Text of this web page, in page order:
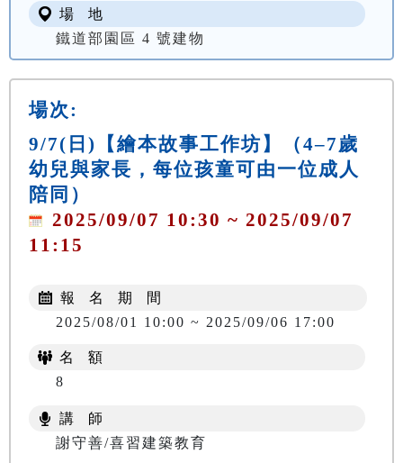
場 地
鐵道部園區 4 號建物
場次:
9/7(日)【繪本故事工作坊】（4–7歲
幼兒與家長，每位孩童可由一位成人
陪同）
2025/09/07 10:30 ~ 2025/09/07
11:15
報 名 期 間
2025/08/01 10:00 ~ 2025/09/06 17:00
名 額
8
講 師
謝守善/喜習建築教育